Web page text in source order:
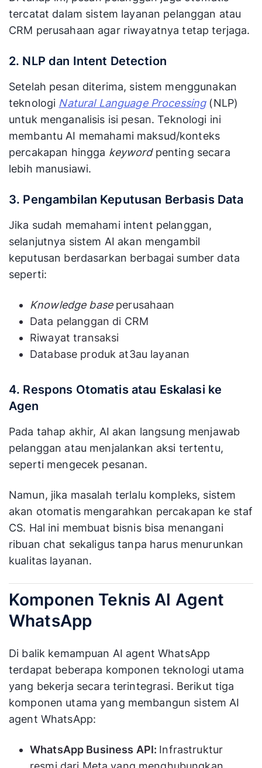
tercatat dalam sistem layanan pelanggan atau
CRM perusahaan agar riwayatnya tetap terjaga.
2. NLP dan Intent Detection
Setelah pesan diterima, sistem menggunakan
teknologi Natural Language Processing(NLP)
untuk menganalisis isi pesan. Teknologi ini
membantu AI memahami maksud/konteks
percakapan hingga keywordpenting secara
lebih manusiawi.
3. Pengambilan Keputusan Berbasis Data
Jika sudah memahami intent pelanggan,
selanjutnya sistem AI akan mengambil
keputusan berdasarkan berbagai sumber data
seperti:
Knowledge baseperusahaan
Data pelanggan di CRM
Riwayat transaksi
Database produk at3au layanan
4. Respons Otomatis atau Eskalasi ke
Agen
Pada tahap akhir, AI akan langsung menjawab
pelanggan atau menjalankan aksi tertentu,
seperti mengecek pesanan.
Namun, jika masalah terlalu kompleks, sistem
akan otomatis mengarahkan percakapan ke staf
CS. Hal ini membuat bisnis bisa menangani
ribuan chat sekaligus tanpa harus menurunkan
kualitas layanan.
Komponen Teknis AI Agent
WhatsApp
Di balik kemampuan AI agent WhatsApp
terdapat beberapa komponen teknologi utama
yang bekerja secara terintegrasi. Berikut tiga
komponen utama yang membangun sistem AI
agent WhatsApp:
WhatsApp Business API: Infrastruktur